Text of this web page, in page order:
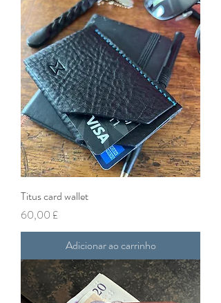
Titus card wallet
Preço
60,00 £
Adicionar ao carrinho